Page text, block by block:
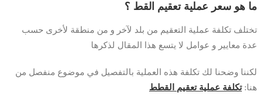
ما هو سعر عملية تعقيم القط ؟
تختلف تكلفة عملية التعقيم من بلد لآخر و من منطقة لأخرى حسب
عدة معايير و عوامل لا يتسع هذا المقال لذكرها
لكننا وضحنا لك تكلفة هذه العملية بالتفصيل في موضوع منفصل من
هنا:تكلفة عملية تعقيم القطط